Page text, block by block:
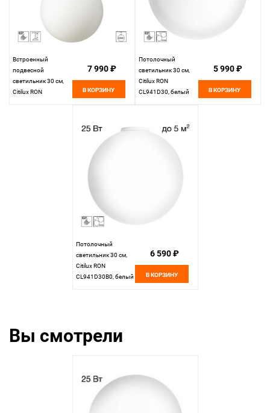
Встроенный
подвесной
светильник 30 см,
Citilux RON
7 990 ₽
В КОРЗИНУ
Потолочный
светильник 30 см,
Citilux RON
CL941D30, белый
5 990 ₽
В КОРЗИНУ
Потолочный
светильник 30 см,
Citilux RON
CL941D30B0, белый
6 590 ₽
В КОРЗИНУ
Вы смотрели